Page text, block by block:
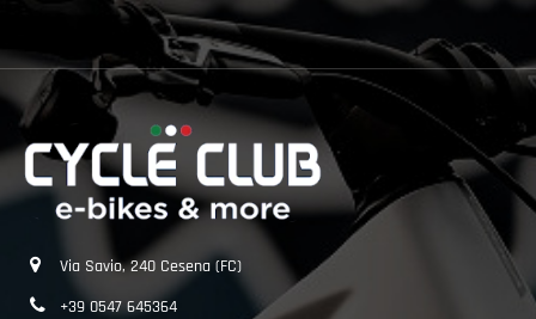
Via Savio, 240 Cesena (FC)
+39 0547 645364